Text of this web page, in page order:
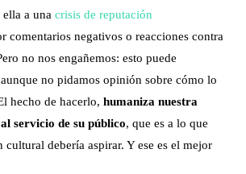
ella a una crisis de reputación
comentarios negativos o reacciones contra
no nos engañemos: esto puede
no pidamos opinión sobre cómo lo
hecho de hacerlo, humaniza nuestra
servicio de su público, que es a lo que
debería aspirar. Y ese es el mejor